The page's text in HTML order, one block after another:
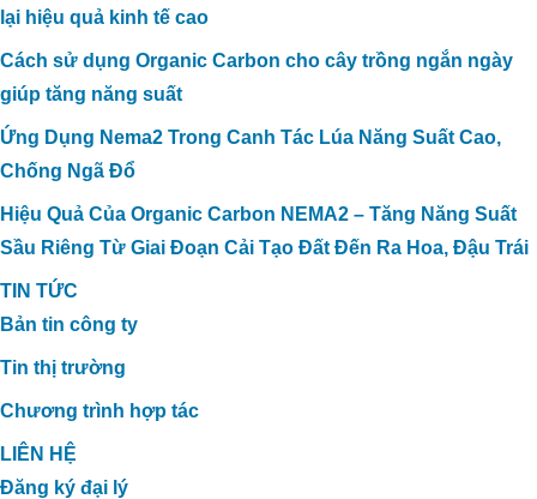
lại hiệu quả kinh tế cao
Cách sử dụng Organic Carbon cho cây trồng ngắn ngày
giúp tăng năng suất
Ứng Dụng Nema2 Trong Canh Tác Lúa Năng Suất Cao,
Chống Ngã Đổ
Hiệu Quả Của Organic Carbon NEMA2 – Tăng Năng Suất
Sầu Riêng Từ Giai Đoạn Cải Tạo Đất Đến Ra Hoa, Đậu Trái
TIN TỨC
Bản tin công ty
Tin thị trường
Chương trình hợp tác
LIÊN HỆ
Đăng ký đại lý